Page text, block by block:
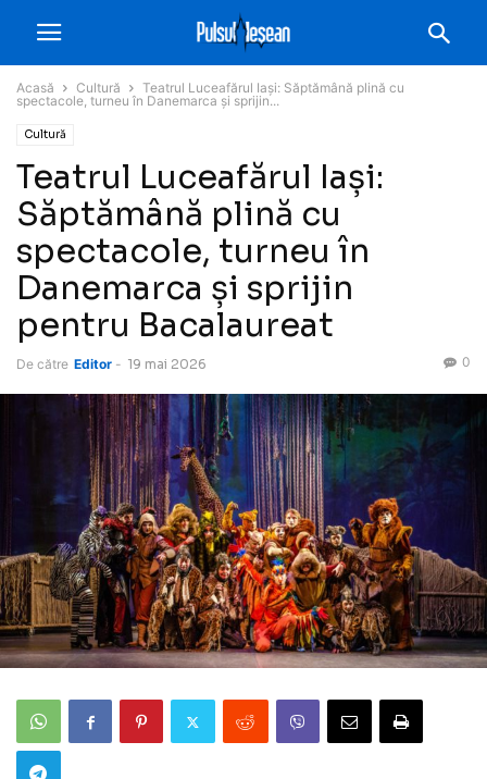
Acasă Cultură
Teatrul Luceafărul Iași: Săptămână plină cu
spectacole, turneu în Danemarca și sprijin...
Cultură
Teatrul Luceafărul Iași:
Săptămână plină cu
spectacole, turneu în
Danemarca și sprijin
pentru Bacalaureat
De către Editor - 19 mai 2026 0